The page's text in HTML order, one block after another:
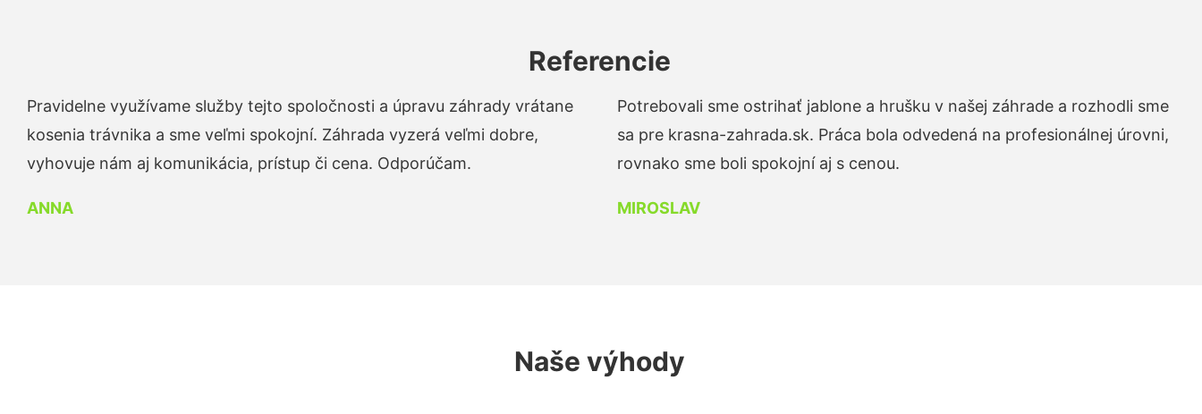
Referencie
Pravidelne využívame služby tejto spoločnosti a úpravu záhrady vrátane
kosenia trávnika a sme veľmi spokojní. Záhrada vyzerá veľmi dobre,
vyhovuje nám aj komunikácia, prístup či cena. Odporúčam.
ANNA
Potrebovali sme ostrihať jablone a hrušku v našej záhrade a rozhodli sme
sa pre krasna-zahrada.sk. Práca bola odvedená na profesionálnej úrovni,
rovnako sme boli spokojní aj s cenou.
MIROSLAV
Naše výhody